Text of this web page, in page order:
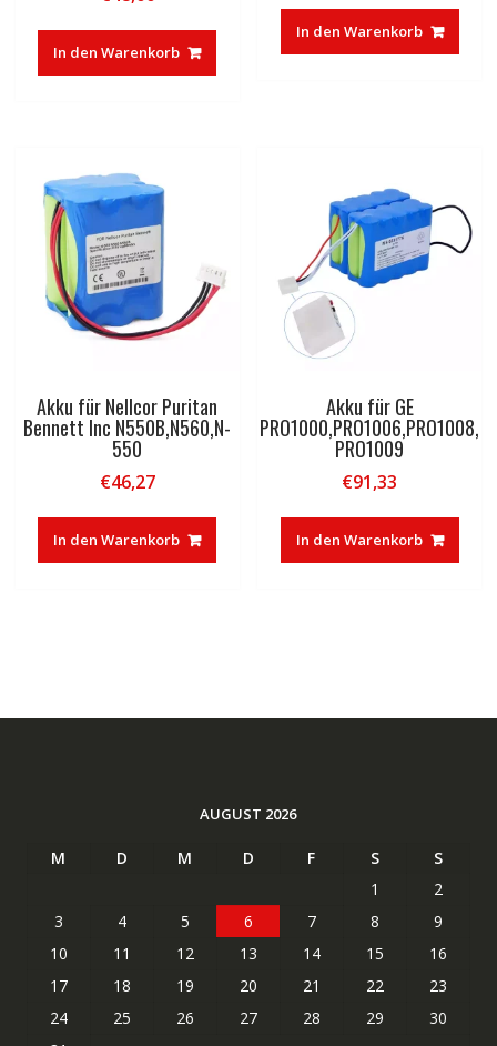
In den Warenkorb
In den Warenkorb
Akku für Nellcor Puritan
Bennett Inc N550B,N560,N-
550
€46,27
In den Warenkorb
Akku für GE
PRO1000,PRO1006,PRO1008,
PRO1009
€91,33
In den Warenkorb
AUGUST 2026
M D M D F S
S
1
2
3
4 5 6 7 8
9
10
11 12 13 14 15
16
17
18 19 20 21 22
23
24
25 26 27 28 29
30